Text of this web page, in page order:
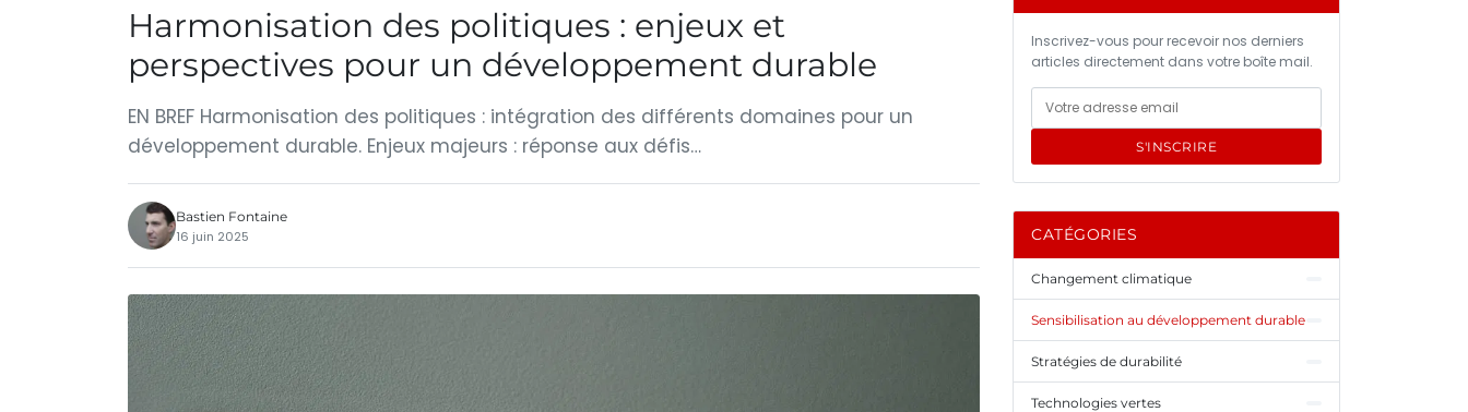
Harmonisation des politiques : enjeux et
perspectives pour un développement durable
EN BREF Harmonisation des politiques : intégration des différents domaines pour un
développement durable. Enjeux majeurs : réponse aux défis…
Bastien Fontaine
16 juin 2025
Inscrivez-vous pour recevoir nos derniers
articles directement dans votre boîte mail.
S'INSCRIRE
CATÉGORIES
Changement climatique
Sensibilisation au développement durable
Stratégies de durabilité
Technologies vertes